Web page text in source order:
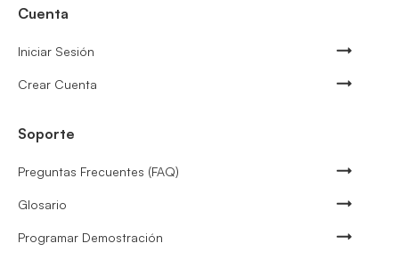
Cuenta
Iniciar Sesión
Crear Cuenta
Soporte
Preguntas Frecuentes (FAQ)
Glosario
Programar Demostración